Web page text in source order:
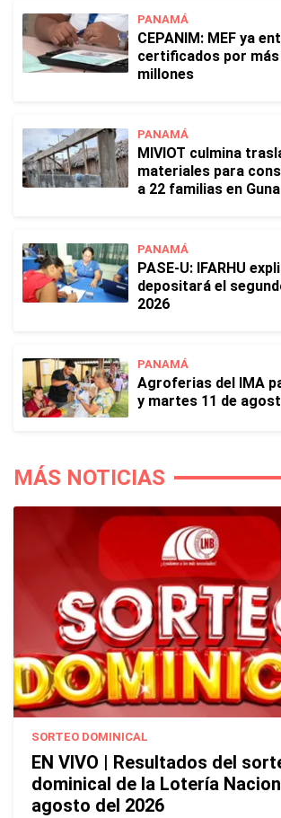
PANAMÁ
CEPANIM: MEF ya
certificados por más
millones
PANAMÁ
MIVIOT culmina
materiales para
a 22 familias en
PANAMÁ
PASE-U: IFARHU
depositará el
2026
PANAMÁ
Agroferias del IMA
y martes 11 de
MÁS NOTICIAS
SORTEO DOMINICAL
EN VIVO | Resultados del
dominical de la Lotería
agosto del 2026